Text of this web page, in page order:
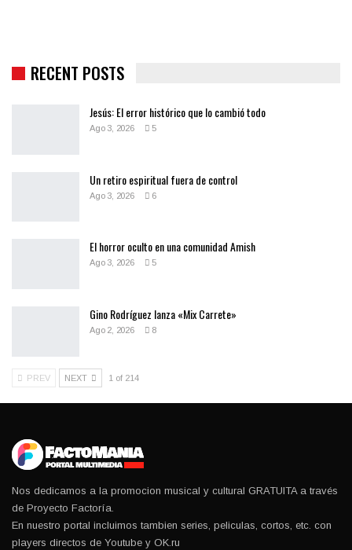
RECENT POSTS
Jesús: El error histórico que lo cambió todo
Ago 3, 2026 5
Un retiro espiritual fuera de control
Ago 3, 2026 6
El horror oculto en una comunidad Amish
Ago 3, 2026 5
Gino Rodríguez lanza «Mix Carrete»
Ago 2, 2026 8
PREV NEXT 1 of 214
Nos dedicamos a la promocion musical y cultural GRATUITA a través
de Proyecto Factoría.
En nuestro portal incluimos tambien series, peliculas, cortos, etc. con
players directos de Youtube y OK.ru